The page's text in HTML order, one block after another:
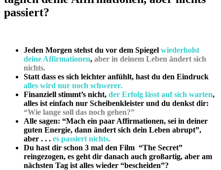
passiert?
Jeden Morgen stehst du vor dem Spiegel wiederholst
deine Affirmationen, aber in deinem Leben ändert sich
nichts.
Statt dass es sich leichter anfühlt, hast du den Eindruck
alles wird nur noch schwerer.
Finanziell stimmt’s nicht, der Erfolg lässt auf sich warten,
alles ist einfach nur Scheibenkleister und du denkst dir:
“Wie lange soll das noch gehen?”
Alle sagen: “Mach ein paar Affirmationen, sei in deiner
guten Energie, dann ändert sich dein Leben abrupt”,
aber . . . es passiert nichts.
Du hast dir schon 3 mal den Film “The Secret”
reingezogen, es geht dir danach auch großartig, aber am
nächsten Tag ist alles wieder “bescheiden”?